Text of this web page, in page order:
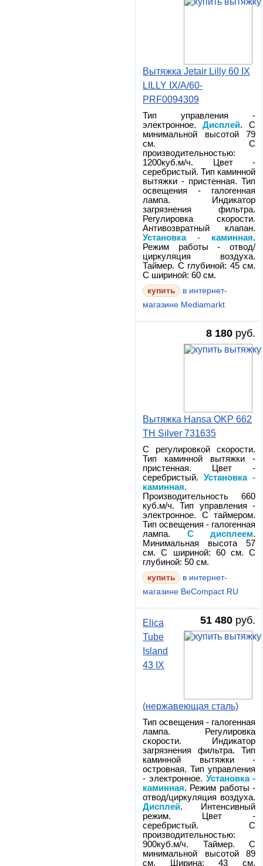
Вытяжка Jetair Lilly 60 IX
LILLY IX/A/60-
PRF0094309
Тип управления -
электронное.Дисплей. С
минимальной высотой 79
см. С
производительностью:
1200куб.м/ч. Цвет -
серебристый. Тип каминной
вытяжки - пристенная. Тип
освещения - галогенная
лампа. Индикатор
загрязнения фильтра.
Регулировка скорости.
Антивозвратный клапан.
Установка - каминная.
Режим работы - отвод/
циркуляция воздуха.
Таймер. С глубиной: 45 см.
С шириной: 60 см.
в интернет-
магазине Mediamarkt
8 180 руб.
Вытяжка Hansa OKP 662
TH Silver 731635
С регулировкой скорости.
Тип каминной вытяжки -
пристенная. Цвет -
серебристый.Установка -
каминная.
Производительность 660
куб.м/ч. Тип управления -
электронное. С таймером.
Тип освещения - галогенная
лампа. С дисплеем.
Минимальная высота 57
см. С шириной: 60 см. С
глубиной: 50 см.
в интернет-
магазине BeCompact.RU
51 480 руб.
Elica
Tube
Island
43 IX
(нержавеющая сталь)
Тип освещения - галогенная
лампа. Регулировка
скорости. Индикатор
загрязнения фильтра. Тип
каминной вытяжки -
островная. Тип управления
- электронное. Установка -
каминная. Режим работы -
отвод/циркуляция воздуха.
Дисплей. Интенсивный
режим. Цвет -
серебристый. С
производительностью:
900куб.м/ч. Таймер. С
минимальной высотой 89
см. Ширина: 43 см.